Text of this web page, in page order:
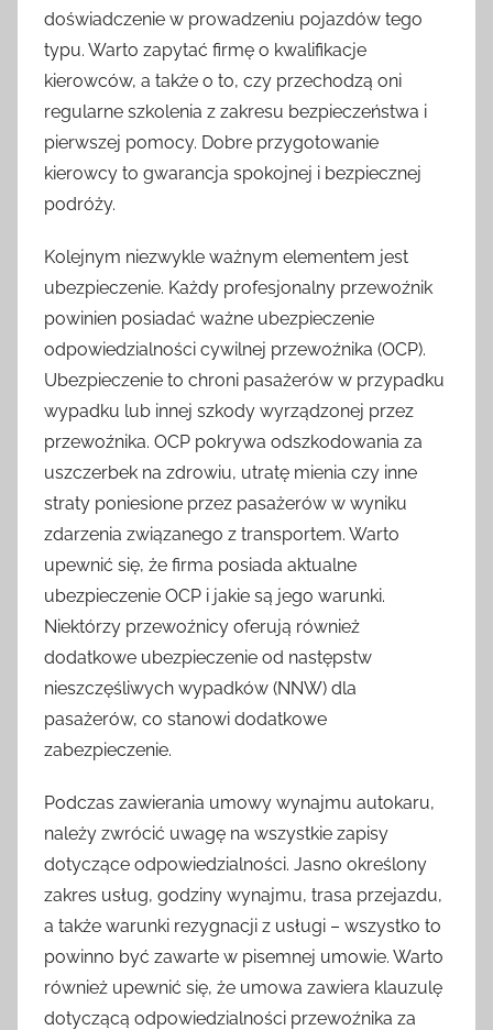
doświadczenie w prowadzeniu pojazdów tego
typu. Warto zapytać firmę o kwalifikacje
kierowców, a także o to, czy przechodzą oni
regularne szkolenia z zakresu bezpieczeństwa i
pierwszej pomocy. Dobre przygotowanie
kierowcy to gwarancja spokojnej i bezpiecznej
podróży.
Kolejnym niezwykle ważnym elementem jest
ubezpieczenie. Każdy profesjonalny przewoźnik
powinien posiadać ważne ubezpieczenie
odpowiedzialności cywilnej przewoźnika (OCP).
Ubezpieczenie to chroni pasażerów w przypadku
wypadku lub innej szkody wyrządzonej przez
przewoźnika. OCP pokrywa odszkodowania za
uszczerbek na zdrowiu, utratę mienia czy inne
straty poniesione przez pasażerów w wyniku
zdarzenia związanego z transportem. Warto
upewnić się, że firma posiada aktualne
ubezpieczenie OCP i jakie są jego warunki.
Niektórzy przewoźnicy oferują również
dodatkowe ubezpieczenie od następstw
nieszczęśliwych wypadków (NNW) dla
pasażerów, co stanowi dodatkowe
zabezpieczenie.
Podczas zawierania umowy wynajmu autokaru,
należy zwrócić uwagę na wszystkie zapisy
dotyczące odpowiedzialności. Jasno określony
zakres usług, godziny wynajmu, trasa przejazdu,
a także warunki rezygnacji z usługi – wszystko to
powinno być zawarte w pisemnej umowie. Warto
również upewnić się, że umowa zawiera klauzulę
dotyczącą odpowiedzialności przewoźnika za